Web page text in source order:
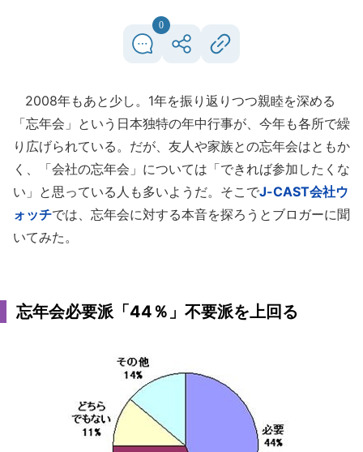
0
2008年もあと少し。1年を振り返りつつ親睦を深める
「忘年会」という日本独特の年中行事が、今年も各所で繰
り広げられている。だが、友人や家族との忘年会はともか
く、「会社の忘年会」については「できれば参加したくな
い」と思っている人も多いようだ。そこでJ-CAST会社ウ
ォッチでは、忘年会に対する本音を探ろうとブロガーに聞
いてみた。
忘年会必要派「44％」不要派を上回る